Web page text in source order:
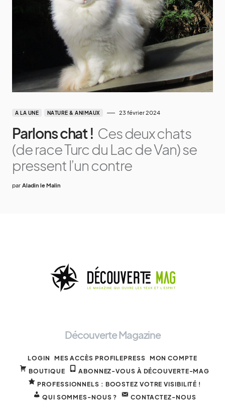
A LA UNE NATURE & ANIMAUX 23 février 2024
Parlons chat ! Ces deux chats
(de race Turc du Lac de Van) se
pressent l’un contre
par Aladin le Malin
Découverte Magazine
LOGIN MES ACCÈS PROFILEPRESS MON COMPTE
BOUTIQUE
ABONNEZ-VOUS À DÉCOUVERTE-MAG
PROFESSIONNELS : BOOSTEZ VOTRE VISIBILITÉ !
QUI SOMMES-NOUS ?
CONTACTEZ-NOUS